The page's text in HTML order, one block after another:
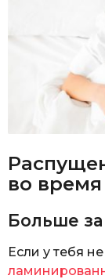
во время
Больше
Если у тебя